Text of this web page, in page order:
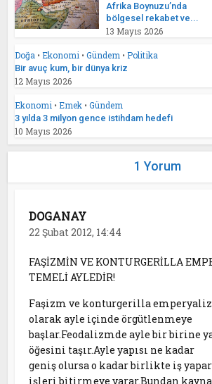
Afrika Boynuzu’nda
bölgesel rekabet ve...
13 Mayıs 2026
Doğa • Ekonomi • Gündem • Politika
Bir avuç kum, bir dünya kriz
12 Mayıs 2026
Ekonomi • Emek • Gündem
3 yılda 3 milyon gence istihdam hedefi
10 Mayıs 2026
1 Yorum
DOGANAY
22 Şubat 2012, 14:44
FAŞİZMİN VE KONTURGERİLLA
TEMELİ AYLEDİR!
Faşizm ve konturgerilla
olarak ayle içinde örgütlenmeye
başlar.Feodalizmde ayle bir birine
öğesini taşır.Ayle yapısı ne kadar
geniş olursa o kadar birlikte iş
işleri bitirmeye yarar.Bundan